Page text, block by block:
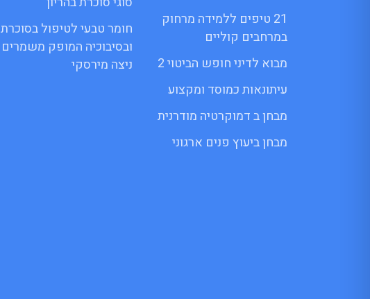
21 טיפים ללמידה מרחוק
במרחבים קוליים
מבוא לדיני חופש הביטוי 2
עיתונאות כמוסד ומקצוע
מבחן ב דמוקרטיה מודרנית
מבחן ביעוץ פנים ארגוני
חומר טבעי לטיפול בסוכרת
ובסיבוכיה המופק משמרים
ניצה מירסקי